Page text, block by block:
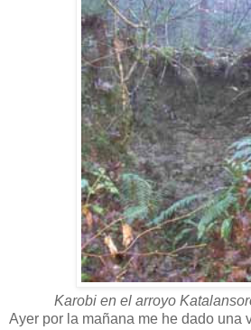
Karobi en el arroyo
Ayer por la mañana me he dado una